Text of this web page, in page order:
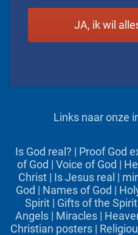
Links naar onze
Is God real? | Proof God
of God | Voice of God |
Christ| Is Jesus real |
God | Names of God |
Spirit | Gifts of the Spirit
Angels| Miracles|
Christian posters|